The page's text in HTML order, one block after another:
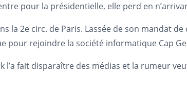
pour la présidentielle, elle perd en
la 2e circ. de Paris. Lassée de son mandat
pour rejoindre la société informatique Cap
l’a fait disparaître des médias et la rumeur